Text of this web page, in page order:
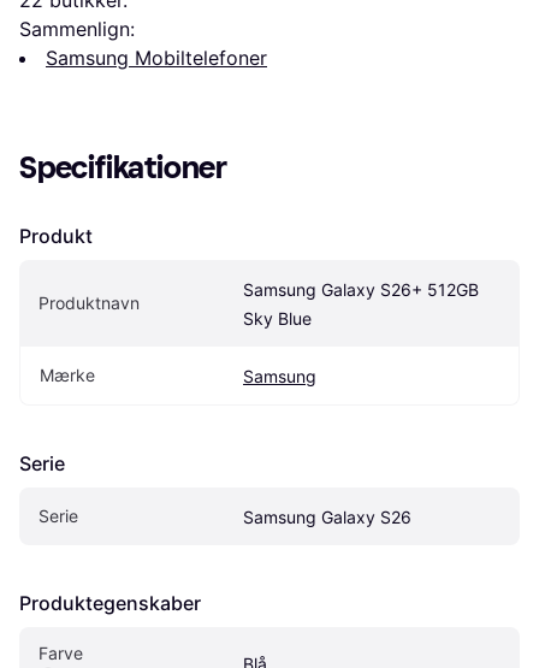
Sammenlign:
Samsung Mobiltelefoner
Specifikationer
Produkt
Produktnavn
Samsung Galaxy S26+ 512GB
Sky Blue
Mærke Samsung
Serie
Serie Samsung Galaxy S26
Produktegenskaber
Farve